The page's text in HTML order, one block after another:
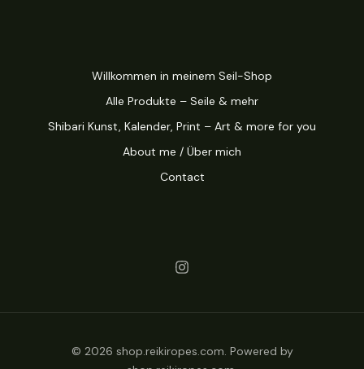
Willkommen in meinem Seil-Shop
Alle Produkte – Seile & mehr
Shibari Kunst, Kalender, Print – Art & more for you
About me / Über mich
Contact
© 2026 shop.reikiropes.com. Powered by